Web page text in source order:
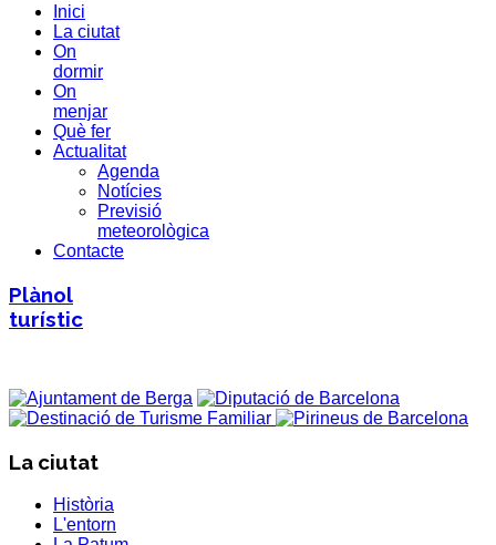
Inici
La ciutat
On
dormir
On
menjar
Què fer
Actualitat
Agenda
Notícies
Previsió
meteorològica
Contacte
Plànol
turístic
La ciutat
Història
L'entorn